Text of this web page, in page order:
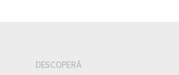
DESCOPERĂ